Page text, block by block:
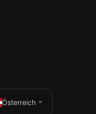
Österreich